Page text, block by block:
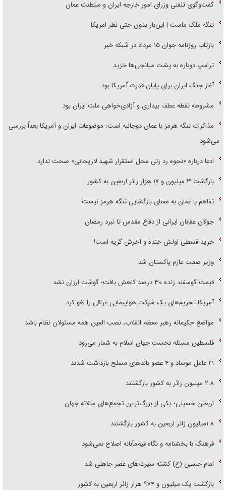
گفت‌وگوی تلفنی وزرای امور خارجه ایران و سلطنت عمان
تنگه ملک ماست | این‌بار بدون حتی نظر امریکا
بازتاب روزنامه جوان ۱۵ مرداد در شبکه خبر
ترامپ دوباره به پشت میانجی‌ها خزید
آغاز جنگ ایران برای پایان قدرت آمریکا بود
مشروطه نقطه عطف بیداری و آزادی‌خواهی ملت ایران بود
مذاکرات تنگه هرمز با عمان دوجانبه است؛ موضوعات ایران و آمریکا بعداً بررسی
می‌شود
ادعا درباره «نحوه رد زنی محل استقرار شهید لاریجانی» صحت ندارد
بازگشت ۳ میلیون و ۱۷ هزار زائر اربعین به کشور
تفاهم با عمان به معنای بازگشایی تنگه هرمز نیست
جولان عقابان ایرانی از دفاع مقدس تا نبرد رمضان
خرید قسطی اولش خنده و آخرش گریه است!
وزیر صمت عازم پاکستان شد
قیمت گوسفند زنده ۳۰ درصد کاهش یافت؛ گوشت ارزان نشد
آمریکا تحریم‌های یک شرکت هواپیمایی عراقی را لغو کرد
مواضع حکیمانه رهبر معظم انقلاب، نصب العین همه مسئولان نظام باشد
فلسطین مسئله نخست جهان اسلام به شمار می‌رود
۲۱ عامل موساد و ۴ عضو باند‌های مسلح بازداشت شدند
۲.۸ میلیون زائر به کشور بازگشتند
اربعین حسینی؛ یکی از بزرگ‌ترین تجمع‌های سالانه جهان
۱.۸میلیون زائر اربعین به کشور بازگشتند
فرهنگ با بخشنامه و نگاه قیم‌مآبانه اصلاح نمی‌شود
امام حسین (ع) کشته سیرت‌های عصر جاهلی شد
بازگشت یک میلیون و ۹۷۴ هزار زائر اربعین به کشور